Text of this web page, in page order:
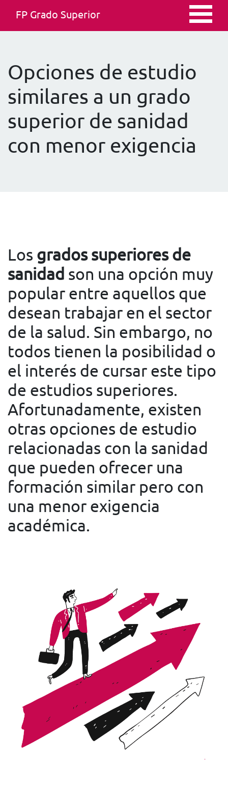
FP Grado Superior
Opciones de estudio
similares a un grado
superior de sanidad
con menor exigencia
Los grados superiores de
sanidad son una opción muy
popular entre aquellos que
desean trabajar en el sector
de la salud. Sin embargo, no
todos tienen la posibilidad o
el interés de cursar este tipo
de estudios superiores.
Afortunadamente, existen
otras opciones de estudio
relacionadas con la sanidad
que pueden ofrecer una
formación similar pero con
una menor exigencia
académica.